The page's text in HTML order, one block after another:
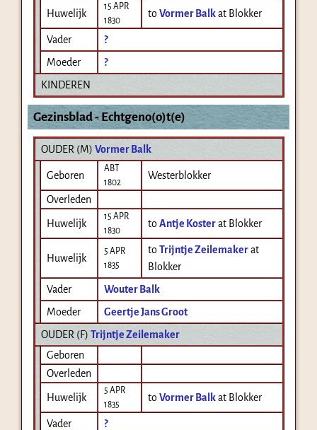
Huwelijk
15 APR
1830
toVormer Balk at Blokker
Vader
?
Moeder
?
KINDEREN
Gezinsblad - Echtgeno(o)t(e)
OUDER (M) Vormer Balk
Geboren
ABT
1802
Westerblokker
Overleden
Huwelijk
15 APR
1830
toAntje Koster at Blokker
Huwelijk
5 APR
1835
toTrijntje Zeilemaker at
Blokker
Vader
Wouter Balk
Moeder
Geertje Jans Groot
OUDER (F) Trijntje Zeilemaker
Geboren
Overleden
Huwelijk
5 APR
1835
toVormer Balk at Blokker
Vader
?